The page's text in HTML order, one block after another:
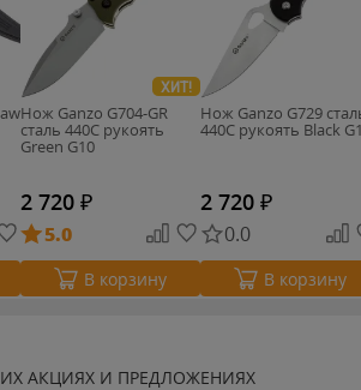
ХИТ!
Нож Ganzo G704-GR
cталь 440C рукоять
Green G10
2 720 ₽
5.0
В корзину
Нож Ganzo G729
440C рукоять Black
2 720 ₽
0.0
В корзину
АКЦИЯХ И ПРЕДЛОЖЕНИЯХ